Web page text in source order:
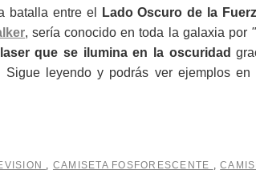
batalla entre el
Lado Oscuro de la
, sería conocido en toda la galaxia por "
que se ilumina en la oscuridad
leyendo y podrás ver ejemplos
, CAMISETA FOSFORESCENTE ,